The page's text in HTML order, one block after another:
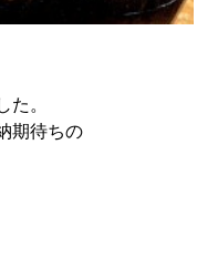
た。
期待ちの